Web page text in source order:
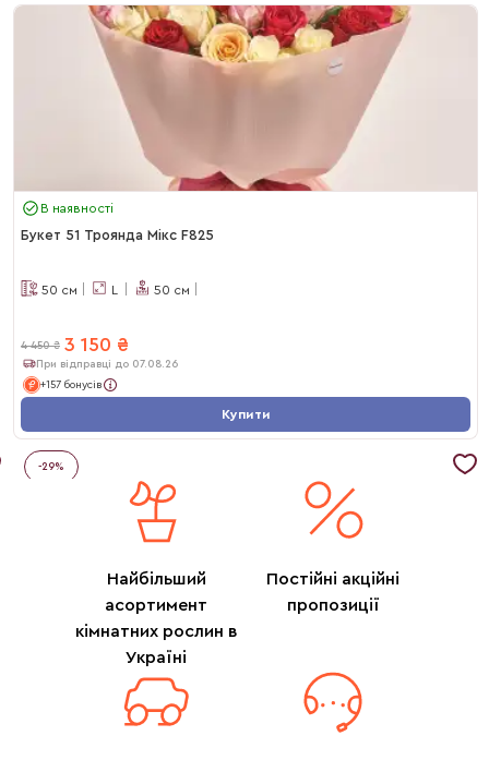
В наявності
Букет 51 Троянда Мікс F825
50 см L 50 см
4 450 ₴ 3 150 ₴
При відправці до 07.08.26
+157 бонусів
Купити
-29%
Найбільший
асортимент
кімнатних рослин в
Україні
Постійні акційні
пропозиції